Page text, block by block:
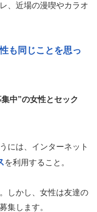
、近場の漫喫やカラオ
も同じことを思っ
中”の女性とセック
には、インターネット
を利用すること。
しかし、女性は友達の
集します。